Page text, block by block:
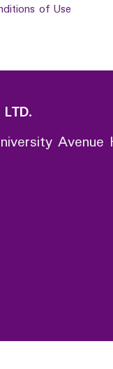
of Use